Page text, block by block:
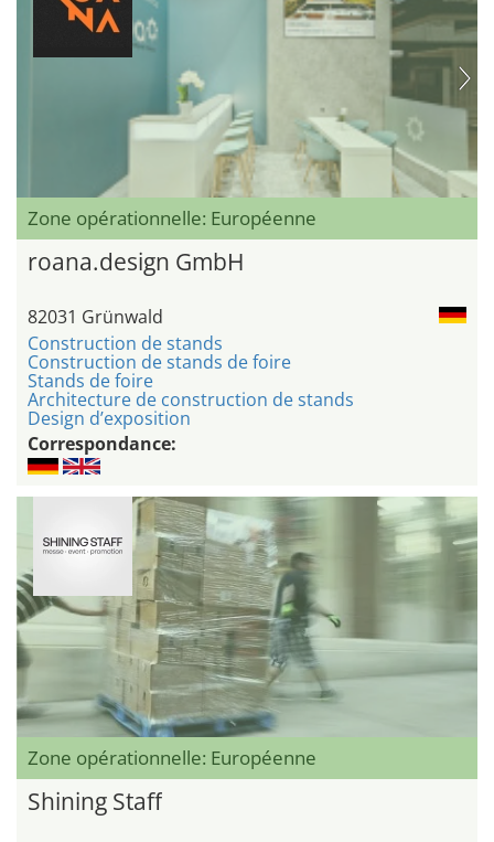
Zone opérationnelle: Européenne
roana.design GmbH
82031 Grünwald
Construction de stands
Construction de stands de foire
Stands de foire
Architecture de construction de stands
Design d’exposition
Correspondance:
Zone opérationnelle: Européenne
Shining Staff